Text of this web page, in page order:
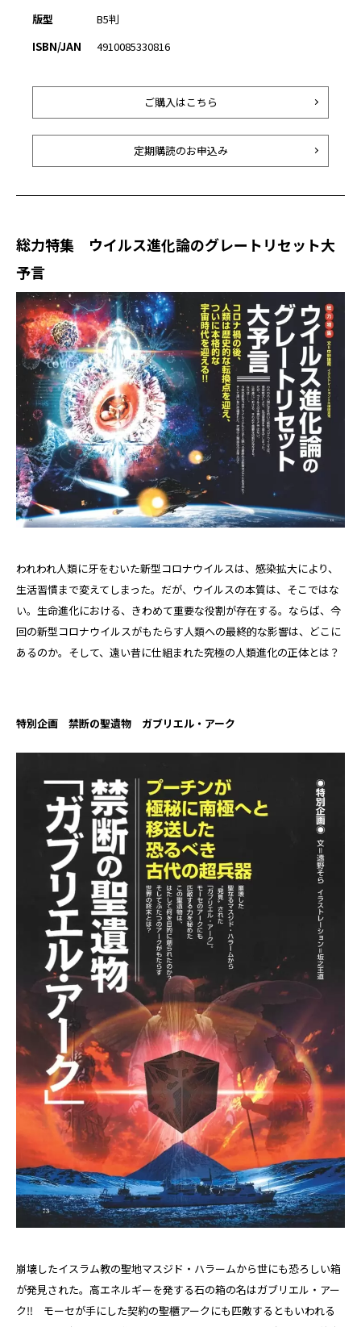
版型
B5判
ISBN/JAN
4910085330816
ご購入はこちら
定期購読のお申込み
総力特集 ウイルス進化論のグレートリセット大
予言
われわれ人類に牙をむいた新型コロナウイルスは、感染拡大により、
生活習慣まで変えてしまった。だが、ウイルスの本質は、そこではな
い。生命進化における、きわめて重要な役割が存在する。ならば、今
回の新型コロナウイルスがもたらす人類への最終的な影響は、どこに
あるのか。そして、遠い昔に仕組まれた究極の人類進化の正体とは？
特別企画 禁断の聖遺物 ガブリエル・アーク
崩壊したイスラム教の聖地マスジド・ハラームから世にも恐ろしい箱
が発見された。高エネルギーを発する石の箱の名はガブリエル・アー
ク‼ モーセが手にした契約の聖櫃アークにも匹敵するともいわれる